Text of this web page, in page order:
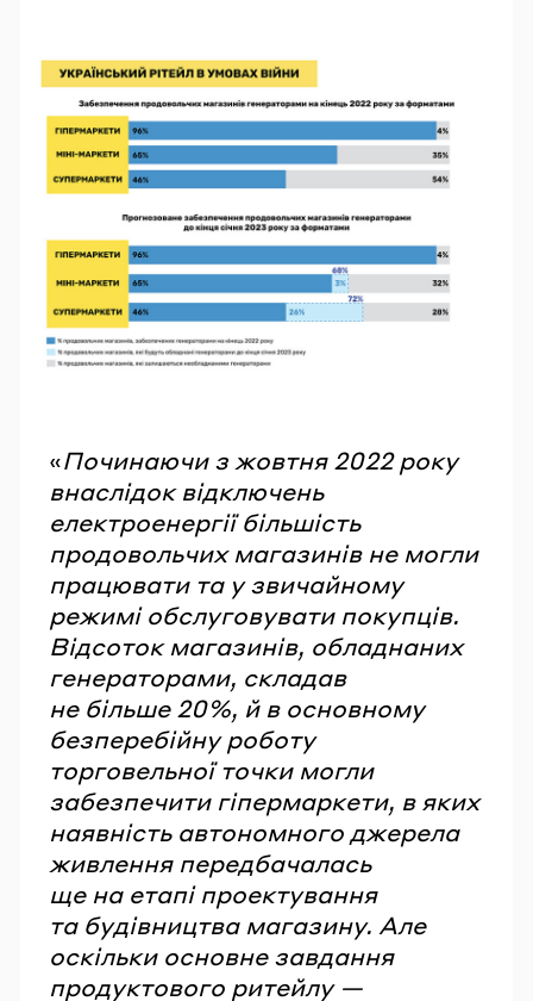
«Починаючи з жовтня 2022 року
внаслідок відключень
електроенергії більшість
продовольчих магазинів не могли
працювати та у звичайному
режимі обслуговувати покупців.
Відсоток магазинів, обладнаних
генераторами, складав
не більше 20%, й в основному
безперебійну роботу
торговельної точки могли
забезпечити гіпермаркети, в яких
наявність автономного джерела
живлення передбачалась
ще на етапі проектування
та будівництва магазину. Але
оскільки основне завдання
продуктового ритейлу —